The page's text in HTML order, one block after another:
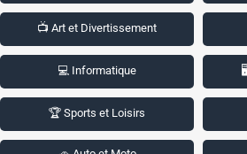
📺 Art et Divertissement
💻 Informatique
🏆 Sports et Loisirs